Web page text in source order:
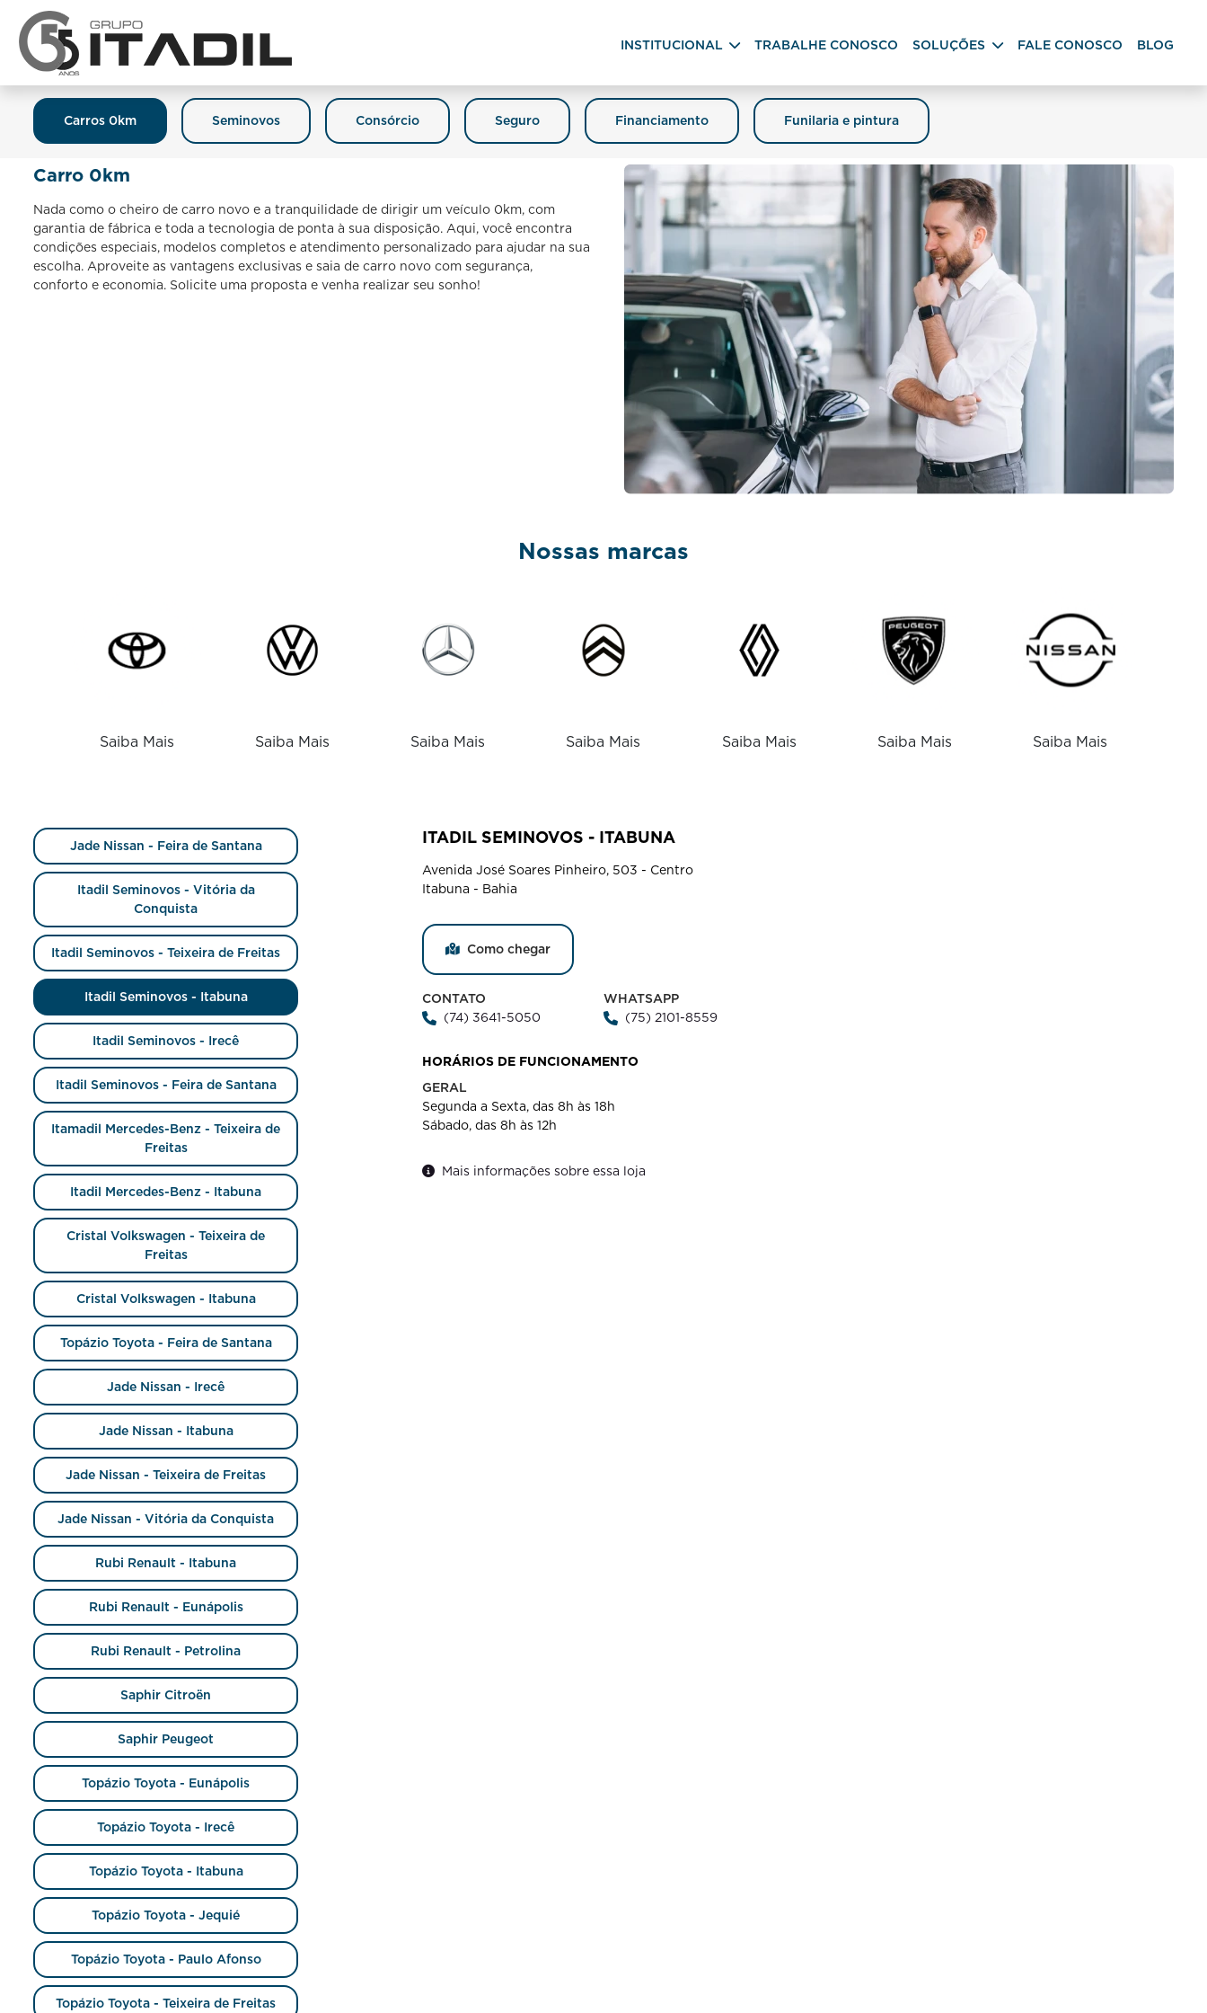
INSTITUCIONAL TRABALHE CONOSCO SOLUÇÕES FALE CONOSCO BLOG
Carros 0km Seminovos Consórcio Seguro Financiamento Funilaria e pintura
Carro 0km
Nada como o cheiro de carro novo e a tranquilidade de dirigir um veículo 0km, com
garantia de fábrica e toda a tecnologia de ponta à sua disposição. Aqui, você encontra
condições especiais, modelos completos e atendimento personalizado para ajudar na sua
escolha. Aproveite as vantagens exclusivas e saia de carro novo com segurança,
conforto e economia. Solicite uma proposta e venha realizar seu sonho!
Nossas marcas
Saiba Mais Saiba Mais Saiba Mais Saiba Mais Saiba Mais Saiba Mais Saiba Mais
Jade Nissan - Feira de Santana
Itadil Seminovos - Vitória da
Conquista
Itadil Seminovos - Teixeira de Freitas
Itadil Seminovos - Itabuna
Itadil Seminovos - Irecê
Itadil Seminovos - Feira de Santana
Itamadil Mercedes-Benz - Teixeira de
Freitas
Itadil Mercedes-Benz - Itabuna
Cristal Volkswagen - Teixeira de
Freitas
Cristal Volkswagen - Itabuna
Topázio Toyota - Feira de Santana
Jade Nissan - Irecê
Jade Nissan - Itabuna
Jade Nissan - Teixeira de Freitas
Jade Nissan - Vitória da Conquista
Rubi Renault - Itabuna
Rubi Renault - Eunápolis
Rubi Renault - Petrolina
Saphir Citroën
Saphir Peugeot
Topázio Toyota - Eunápolis
Topázio Toyota - Irecê
Topázio Toyota - Itabuna
Topázio Toyota - Jequié
Topázio Toyota - Paulo Afonso
Topázio Toyota - Teixeira de Freitas
ITADIL SEMINOVOS - ITABUNA
Avenida José Soares Pinheiro, 503 - Centro
Itabuna - Bahia
Como chegar
CONTATO
(74) 3641-5050
WHATSAPP
(75) 2101-8559
HORÁRIOS DE FUNCIONAMENTO
GERAL
Segunda a Sexta, das 8h às 18h
Sábado, das 8h às 12h
Mais informações sobre essa loja